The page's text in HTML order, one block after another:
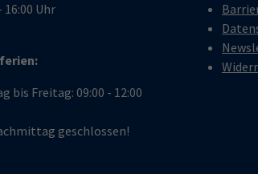
16:00 Uhr
bis Freitag: 09:00 - 12:00
geschlossen!